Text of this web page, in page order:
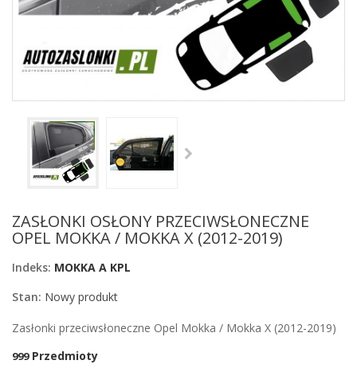
ZASŁONKI OSŁONY PRZECIWSŁONECZNE
OPEL MOKKA / MOKKA X (2012-2019)
Indeks: MOKKA A KPL
Stan: Nowy produkt
Zasłonki przeciwsłoneczne Opel Mokka / Mokka X (2012-2019)
999 Przedmioty